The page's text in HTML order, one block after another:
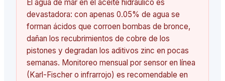
El agua de mar en el aceite hidráulico es
devastadora: con apenas 0.05% de agua se
forman ácidos que corroen bombas de bronce,
dañan los recubrimientos de cobre de los
pistones y degradan los aditivos zinc en pocas
semanas. Monitoreo mensual por sensor en línea
(Karl-Fischer o infrarrojo) es recomendable en